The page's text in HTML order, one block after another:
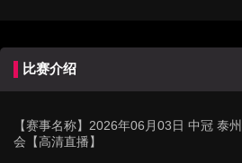
比赛介绍
【赛事名称】 2026年06月03日 中冠 泰
会【高清直播】